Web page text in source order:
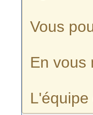
Vous
En vous